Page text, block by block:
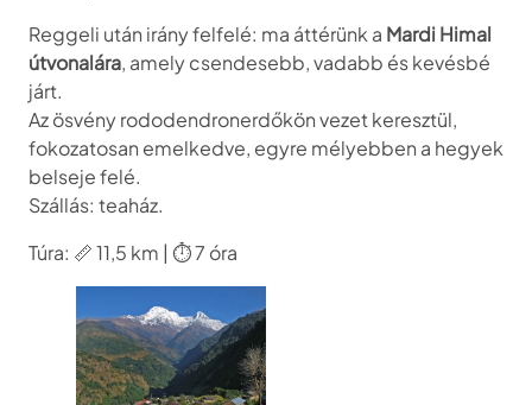
Reggeli után irány felfelé: ma áttérünk a Mardi Himal
útvonalára, amely csendesebb, vadabb és kevésbé
járt.
Az ösvény rododendronerdőkön vezet keresztül,
fokozatosan emelkedve, egyre mélyebben a hegyek
belseje felé.
Szállás: teaház.
Túra: 📏 11,5 km | ⏱️ 7 óra